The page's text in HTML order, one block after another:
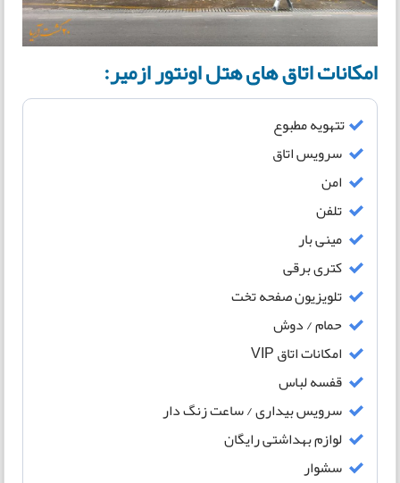
امکانات اتاق های هتل اونتور ازمیر:
تتهویه مطبوع
سرویس اتاق
امن
تلفن
مینی بار
کتری برقی
تلویزیون صفحه تخت
حمام / دوش
امکانات اتاق VIP
قفسه لباس
سرویس بیداری / ساعت زنگ دار
لوازم بهداشتی رایگان
سشوار